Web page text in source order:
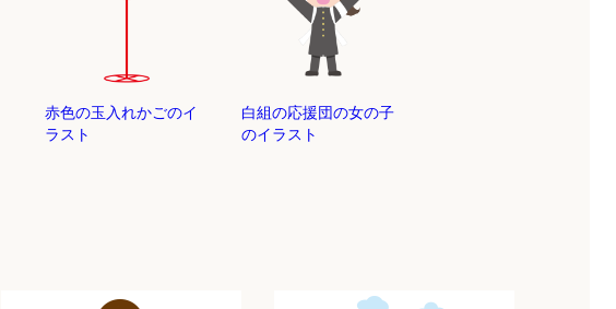
赤色の玉入れかごのイ
ラスト
白組の応援団の女の子
のイラスト